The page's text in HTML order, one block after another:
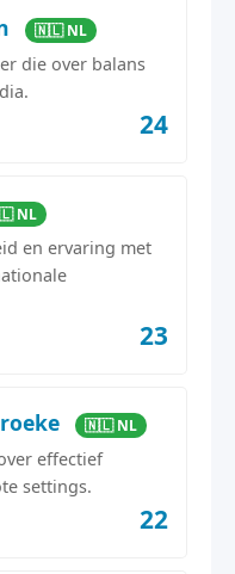
🇳🇱 NL
die over balans
24
NL
en ervaring met
23
🇳🇱 NL
effectief
settings.
22